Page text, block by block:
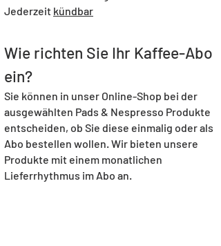
Jederzeit kündbar
Wie richten Sie Ihr Kaffee-Abo
ein?
Sie können in unser Online-Shop bei der
ausgewählten Pads & Nespresso Produkte
entscheiden, ob Sie diese einmalig oder als
Abo bestellen wollen. Wir bieten unsere
Produkte mit einem monatlichen
Lieferrhythmus im Abo an.